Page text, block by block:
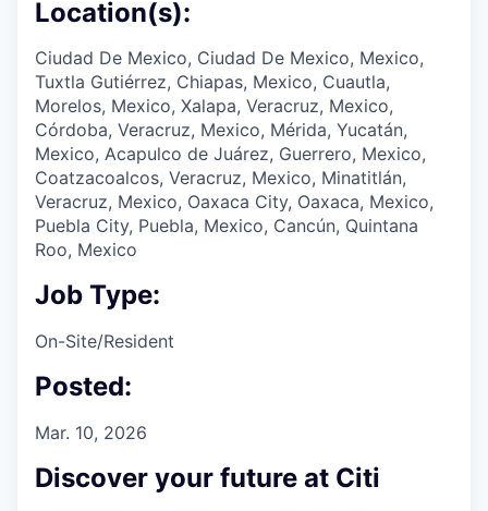
Location(s):
Ciudad De Mexico, Ciudad De Mexico, Mexico,
Tuxtla Gutiérrez, Chiapas, Mexico, Cuautla,
Morelos, Mexico, Xalapa, Veracruz, Mexico,
Córdoba, Veracruz, Mexico, Mérida, Yucatán,
Mexico, Acapulco de Juárez, Guerrero, Mexico,
Coatzacoalcos, Veracruz, Mexico, Minatitlán,
Veracruz, Mexico, Oaxaca City, Oaxaca, Mexico,
Puebla City, Puebla, Mexico, Cancún, Quintana
Roo, Mexico
Job Type:
On-Site/Resident
Posted:
Mar. 10, 2026
Discover your future at Citi